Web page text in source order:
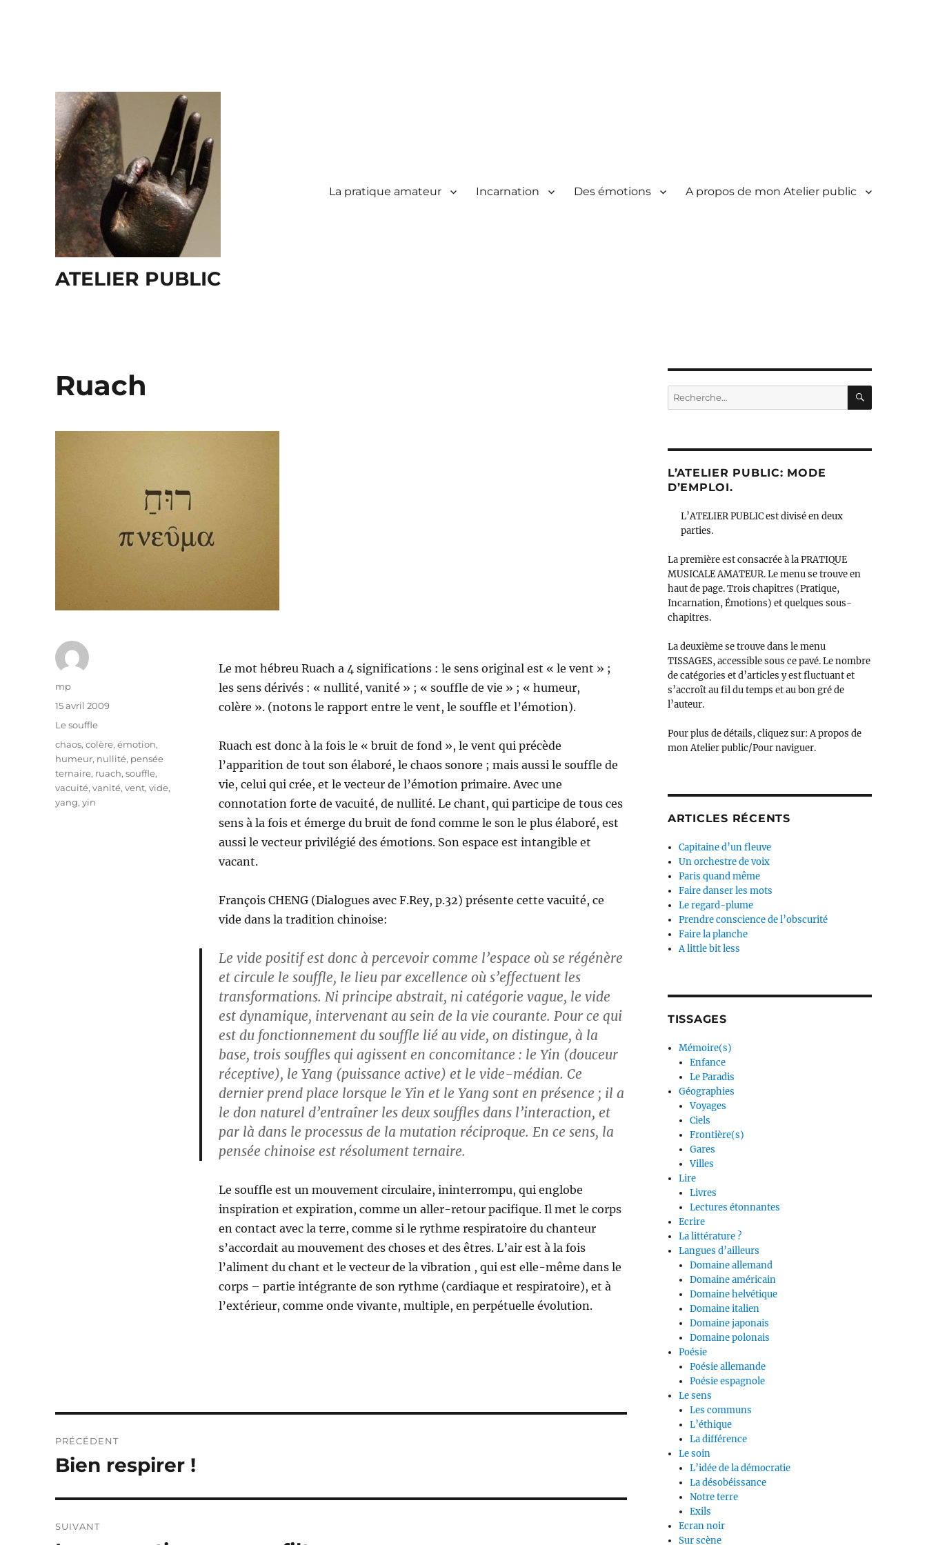
ATELIER PUBLIC
La pratique amateur Incarnation Des émotions A propos de mon Atelier public
Ruach
Le mot hébreu Ruach a 4 significations : le sens original est « le vent » ;
les sens dérivés : « nullité, vanité » ; « souffle de vie » ; « humeur,
colère ». (notons le rapport entre le vent, le souffle et l’émotion).
Ruach est donc à la fois le « bruit de fond », le vent qui précède
l’apparition de tout son élaboré, le chaos sonore ; mais aussi le souffle de
vie, celui qui crée, et le vecteur de l’émotion primaire. Avec une
connotation forte de vacuité, de nullité. Le chant, qui participe de tous ces
sens à la fois et émerge du bruit de fond comme le son le plus élaboré, est
aussi le vecteur privilégié des émotions. Son espace est intangible et
vacant.
François CHENG (Dialogues avec F.Rey, p.32) présente cette vacuité, ce
vide dans la tradition chinoise:
Le vide positif est donc à percevoir comme l’espace où se régénère
et circule le souffle, le lieu par excellence où s’effectuent les
transformations. Ni principe abstrait, ni catégorie vague, le vide
est dynamique, intervenant au sein de la vie courante. Pour ce qui
est du fonctionnement du souffle lié au vide, on distingue, à la
base, trois souffles qui agissent en concomitance : le Yin (douceur
réceptive), le Yang (puissance active) et le vide-médian. Ce
dernier prend place lorsque le Yin et le Yang sont en présence ; il a
le don naturel d’entraîner les deux souffles dans l’interaction, et
par là dans le processus de la mutation réciproque. En ce sens, la
pensée chinoise est résolument ternaire.
Le souffle est un mouvement circulaire, ininterrompu, qui englobe
inspiration et expiration, comme un aller-retour pacifique. Il met le corps
en contact avec la terre, comme si le rythme respiratoire du chanteur
s’accordait au mouvement des choses et des êtres. L’air est à la fois
l’aliment du chant et le vecteur de la vibration , qui est elle-même dans le
corps – partie intégrante de son rythme (cardiaque et respiratoire), et à
l’extérieur, comme onde vivante, multiple, en perpétuelle évolution.
Auteur
mp
Publié
15 avril 2009
Catégories
Le souffle
Étiquettes
chaos,colère,émotion,
humeur, nullité, pensée
ternaire, ruach,souffle,
vacuité,vanité,vent,vide,
yang,yin
de
PRÉCÉDENT
Publication
Bien respirer !
SUIVANT
Recherche
pour :
L’ATELIER PUBLIC: MODE
D’EMPLOI.
L’ATELIER PUBLIC est divisé en deux
parties.
La première est consacrée à la PRATIQUE
MUSICALE AMATEUR. Le menu se trouve en
haut de page. Trois chapitres (Pratique,
Incarnation, Émotions) et quelques sous-
chapitres.
La deuxième se trouve dans le menu
TISSAGES, accessible sous ce pavé. Le nombre
de catégories et d’articles y est fluctuant et
s’accroît au fil du temps et au bon gré de
l’auteur.
Pour plus de détails, cliquez sur: A propos de
mon Atelier public/Pour naviguer.
ARTICLES RÉCENTS
Capitaine d’un fleuve
Un orchestre de voix
Paris quand même
Faire danser les mots
Le regard-plume
Prendre conscience de l’obscurité
Faire la planche
A little bit less
TISSAGES
Mémoire(s)
Enfance
Le Paradis
Géographies
Voyages
Ciels
Frontière(s)
Gares
Villes
Lire
Livres
Lectures étonnantes
Ecrire
La littérature ?
Langues d’ailleurs
Domaine allemand
Domaine américain
Domaine helvétique
Domaine italien
Domaine japonais
Domaine polonais
Poésie
Poésie allemande
Poésie espagnole
Le sens
Les communs
L’éthique
La différence
Le soin
L’idée de la démocratie
La désobéissance
Notre terre
Exils
Ecran noir
Sur scène